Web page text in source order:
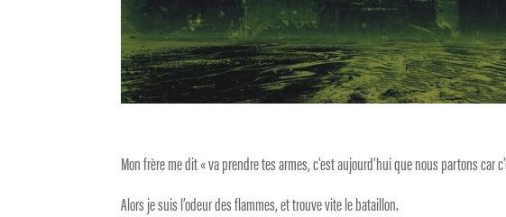
Mon frère me dit « va prendre tes armes, c’est aujourd’hui que nous partons car
Alors je suis l’odeur des flammes, et trouve vite le bataillon.